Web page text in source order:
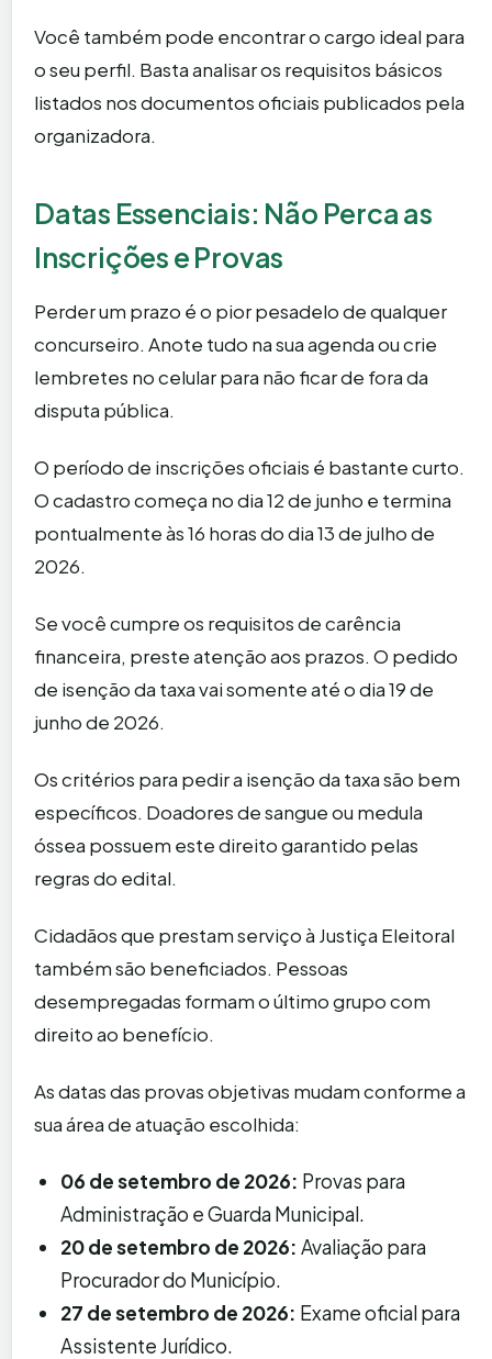
Você também pode encontrar o cargo ideal para
o seu perfil. Basta analisar os requisitos básicos
listados nos documentos oficiais publicados pela
organizadora.
Datas Essenciais: Não Perca as
Inscrições e Provas
Perder um prazo é o pior pesadelo de qualquer
concurseiro. Anote tudo na sua agenda ou crie
lembretes no celular para não ficar de fora da
disputa pública.
O período de inscrições oficiais é bastante curto.
O cadastro começa no dia 12 de junho e termina
pontualmente às 16 horas do dia 13 de julho de
2026.
Se você cumpre os requisitos de carência
financeira, preste atenção aos prazos. O pedido
de isenção da taxa vai somente até o dia 19 de
junho de 2026.
Os critérios para pedir a isenção da taxa são bem
específicos. Doadores de sangue ou medula
óssea possuem este direito garantido pelas
regras do edital.
Cidadãos que prestam serviço à Justiça Eleitoral
também são beneficiados. Pessoas
desempregadas formam o último grupo com
direito ao benefício.
As datas das provas objetivas mudam conforme a
sua área de atuação escolhida:
06 de setembro de 2026: Provas para
Administração e Guarda Municipal.
20 de setembro de 2026: Avaliação para
Procurador do Município.
27 de setembro de 2026: Exame oficial para
Assistente Jurídico.